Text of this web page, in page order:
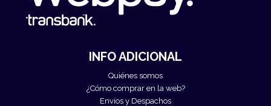
INFO ADICIONAL
Quiénes somos
¿Cómo comprar en la web?
Envíos y Despachos